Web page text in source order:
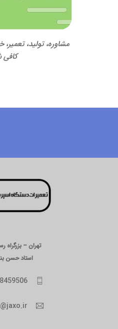
مشاوره، تولید،
کافی
تهران –
استاد حسن